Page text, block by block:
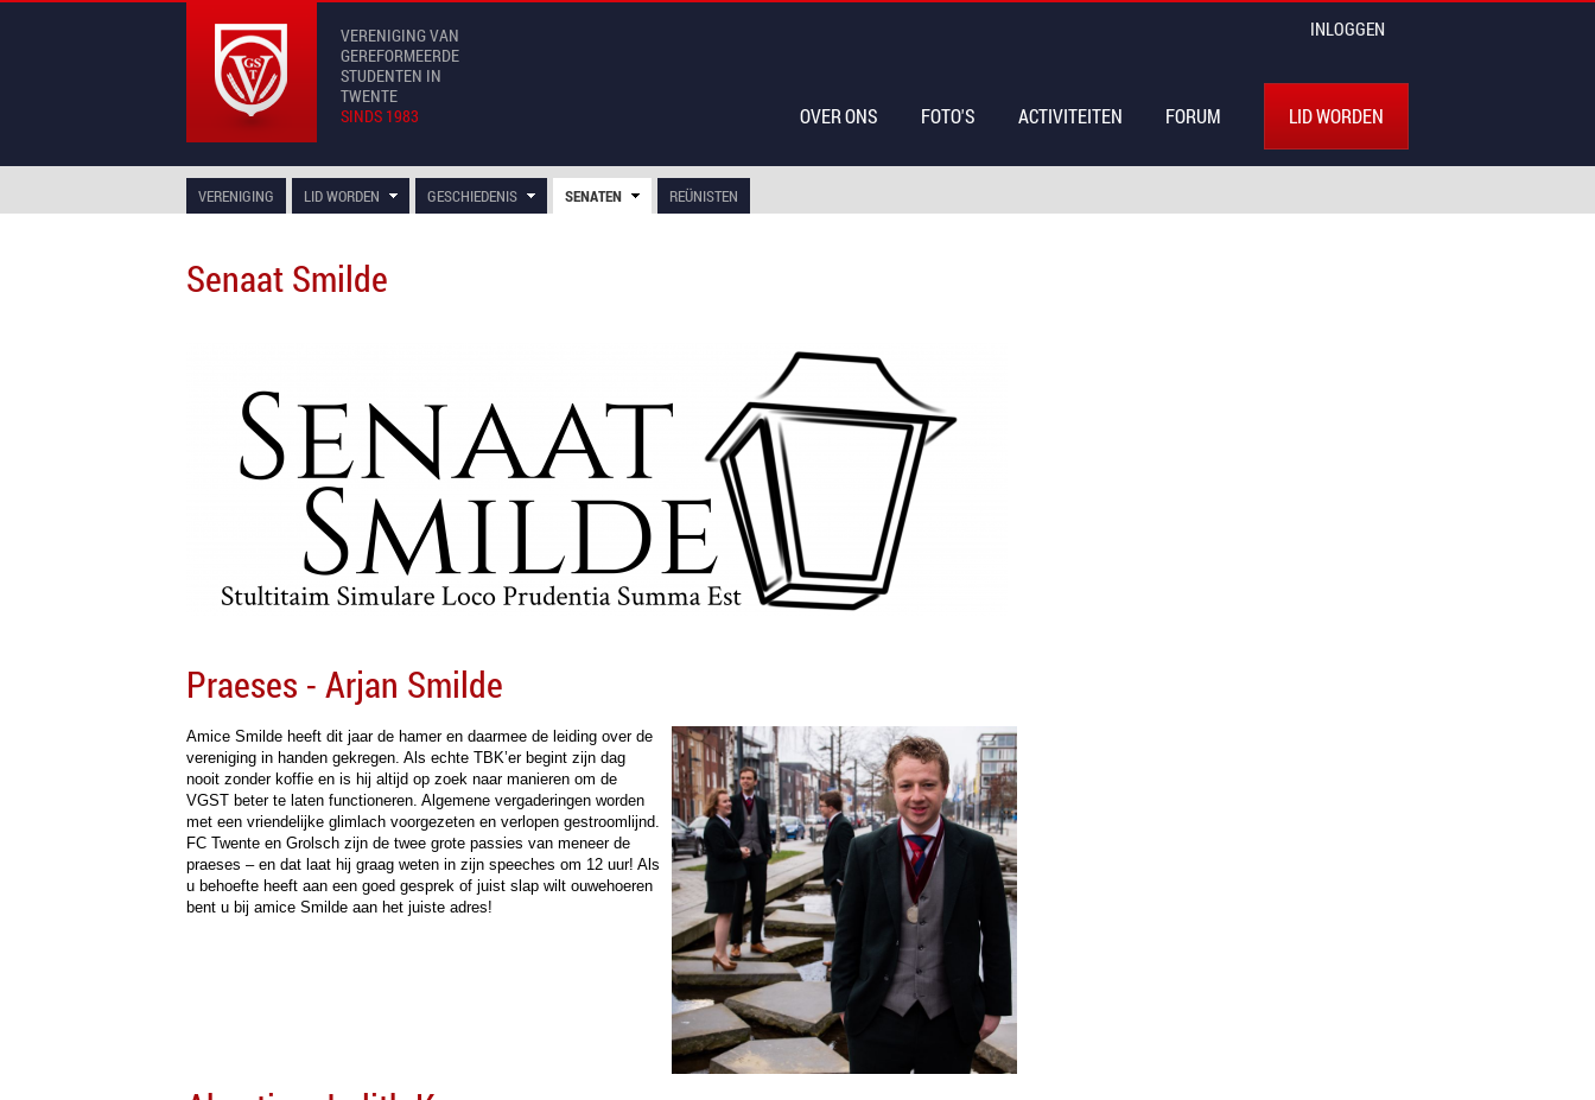
VERENIGING VAN
GEREFORMEERDE
STUDENTEN IN
TWENTE
SINDS 1983
INLOGGEN
OVER ONS FOTO'S ACTIVITEITEN FORUM LID WORDEN
VERENIGING LID WORDEN GESCHIEDENIS SENATEN REÜNISTEN
Senaat Smilde
Praeses - Arjan Smilde
Amice Smilde heeft dit jaar de hamer en daarmee de leiding over de
vereniging in handen gekregen. Als echte TBK’er begint zijn dag
nooit zonder koffie en is hij altijd op zoek naar manieren om de
VGST beter te laten functioneren. Algemene vergaderingen worden
met een vriendelijke glimlach voorgezeten en verlopen gestroomlijnd.
FC Twente en Grolsch zijn de twee grote passies van meneer de
praeses – en dat laat hij graag weten in zijn speeches om 12 uur! Als
u behoefte heeft aan een goed gesprek of juist slap wilt ouwehoeren
bent u bij amice Smilde aan het juiste adres!